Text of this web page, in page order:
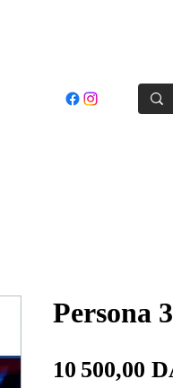
Persona
10 500,00